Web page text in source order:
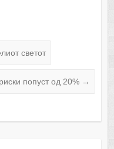
светот
попуст од 20% →